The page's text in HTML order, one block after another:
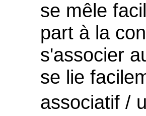
se mêle
part à la
s'associer
se lie
associatif /